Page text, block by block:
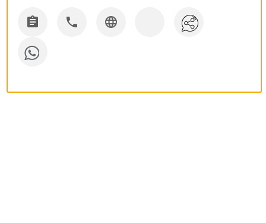
  